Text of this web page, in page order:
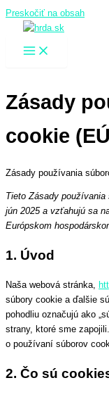
Preskočiť na obsah
Zásady
cookie
Zásady používania
Tieto Zásady používania
jún 2025 a vzťahujú sa
Európskom
1. Úvod
Naša webová stránka,
súbory cookie a ďalšie
pohodliu označujú ako
strany, ktoré sme
o používaní súborov
2. Čo sú